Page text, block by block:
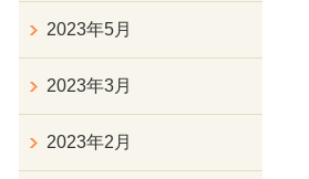
2023年5月
2023年3月
2023年2月